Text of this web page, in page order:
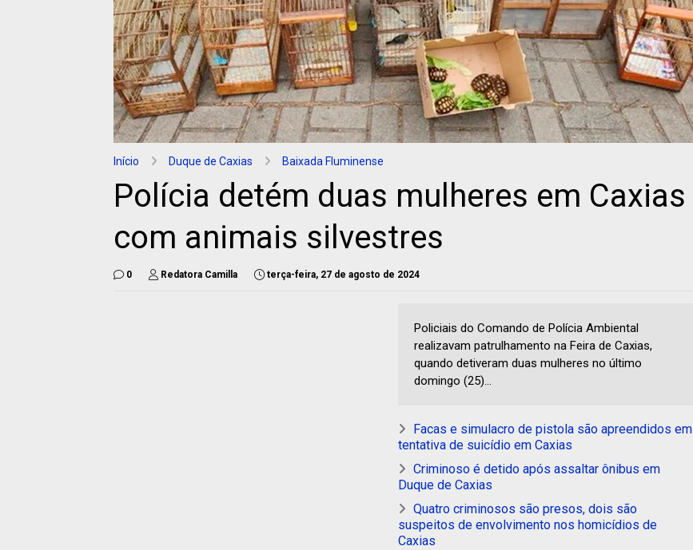
Início Duque de Caxias Baixada Fluminense
Polícia detém duas mulheres em Caxias
com animais silvestres
0 Redatora Camilla terça-feira, 27 de agosto de 2024
Policiais do Comando de Polícia Ambiental
realizavam patrulhamento na Feira de Caxias,
quando detiveram duas mulheres no último
domingo (25)...
Facas e simulacro de pistola são apreendidos em
tentativa de suicídio em Caxias
Criminoso é detido após assaltar ônibus em
Duque de Caxias
Quatro criminosos são presos, dois são
suspeitos de envolvimento nos homicídios de
Caxias